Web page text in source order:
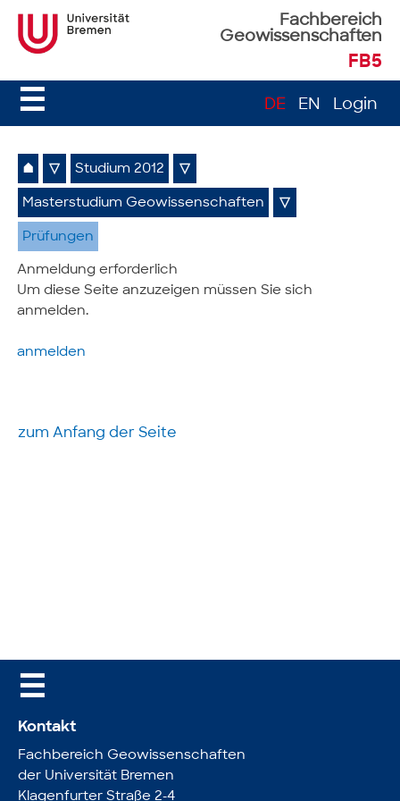
Fachbereich
Geowissenschaften
FB5
☰ DE EN Login
⌂ ▽ Studium 2012 ▽
Masterstudium Geowissenschaften ▽
Prüfungen
Anmeldung erforderlich
Um diese Seite anzuzeigen müssen Sie sich
anmelden.
anmelden
zum Anfang der Seite
☰
Kontakt
Fachbereich Geowissenschaften
der Universität Bremen
Klagenfurter Straße 2-4